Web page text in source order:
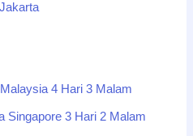
4 Hari 3 Malam
Singapore 3 Hari 2 Malam